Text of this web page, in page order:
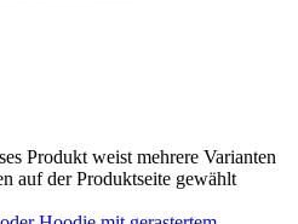
Produkt weist mehrere Varianten
auf der Produktseite gewählt